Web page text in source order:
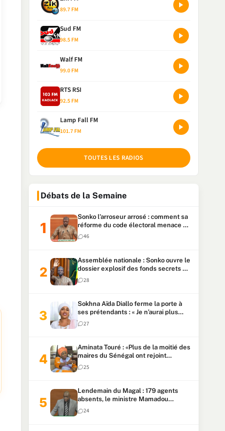
89.7 FM
Sud FM
98.5 FM
Walf FM
99.0 FM
RTS RSI
92.5 FM
Lamp Fall FM
101.7 FM
TOUTES LES RADIOS
Débats de la Semaine
Sonko l’arroseur arrosé : comment sa
réforme du code électoral menace sa
candidature
46
Assemblée nationale : Sonko ouvre le
dossier explosif des fonds secrets et
du patrimoine présidentiel
28
Sokhna Aïda Diallo ferme la porte à
ses prétendants : « Je n’aurai plus
jamais un autre mari »
27
Aminata Touré : «Plus de la moitié des
maires du Sénégal ont rejoint
Kiiraay»
25
Lendemain du Magal : 179 agents
absents, le ministre Mamadou
Lamine Dianté exige des explications
24